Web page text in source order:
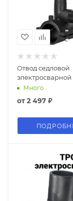
Отвод седловой
электросварной
Много
от2 497 ₽